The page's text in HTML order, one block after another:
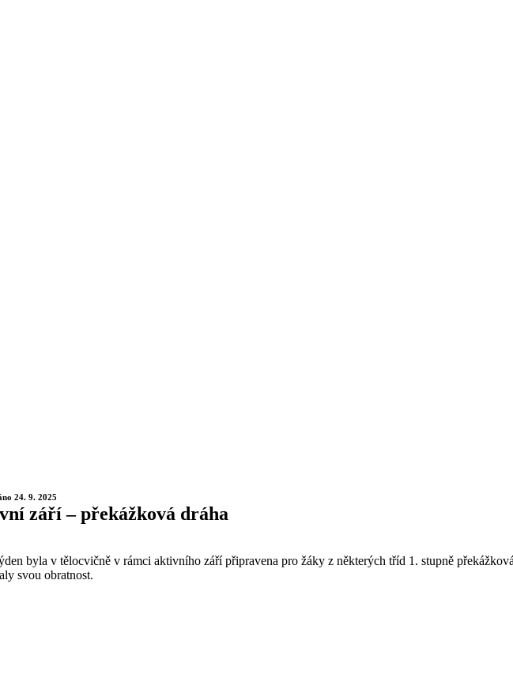
24. 9. 2025
září – překážková dráha
byla v tělocvičně v rámci aktivního září připravena pro žáky z některých tříd 1. stupně
svou obratnost.